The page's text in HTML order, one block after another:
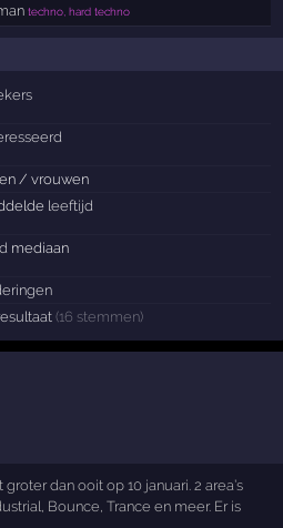
techno, hard techno
/ vrouwen
leeftijd
mediaan
(16 stemmen)
dan ooit op 10 januari. 2 area’s
Bounce, Trance en meer. Er is